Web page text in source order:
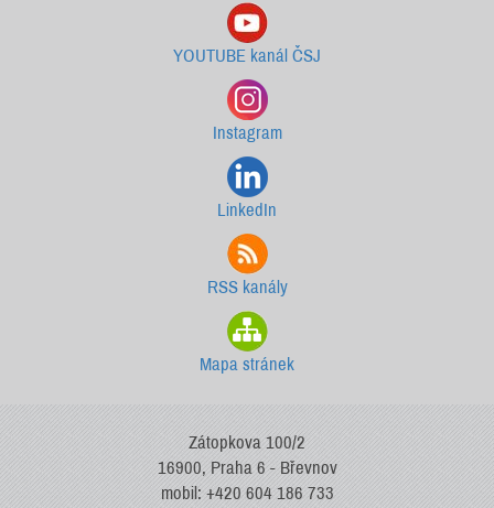
YOUTUBE kanál ČSJ
Instagram
LinkedIn
RSS kanály
Mapa stránek
Zátopkova 100/2
16900, Praha 6 - Břevnov
mobil: +420 604 186 733